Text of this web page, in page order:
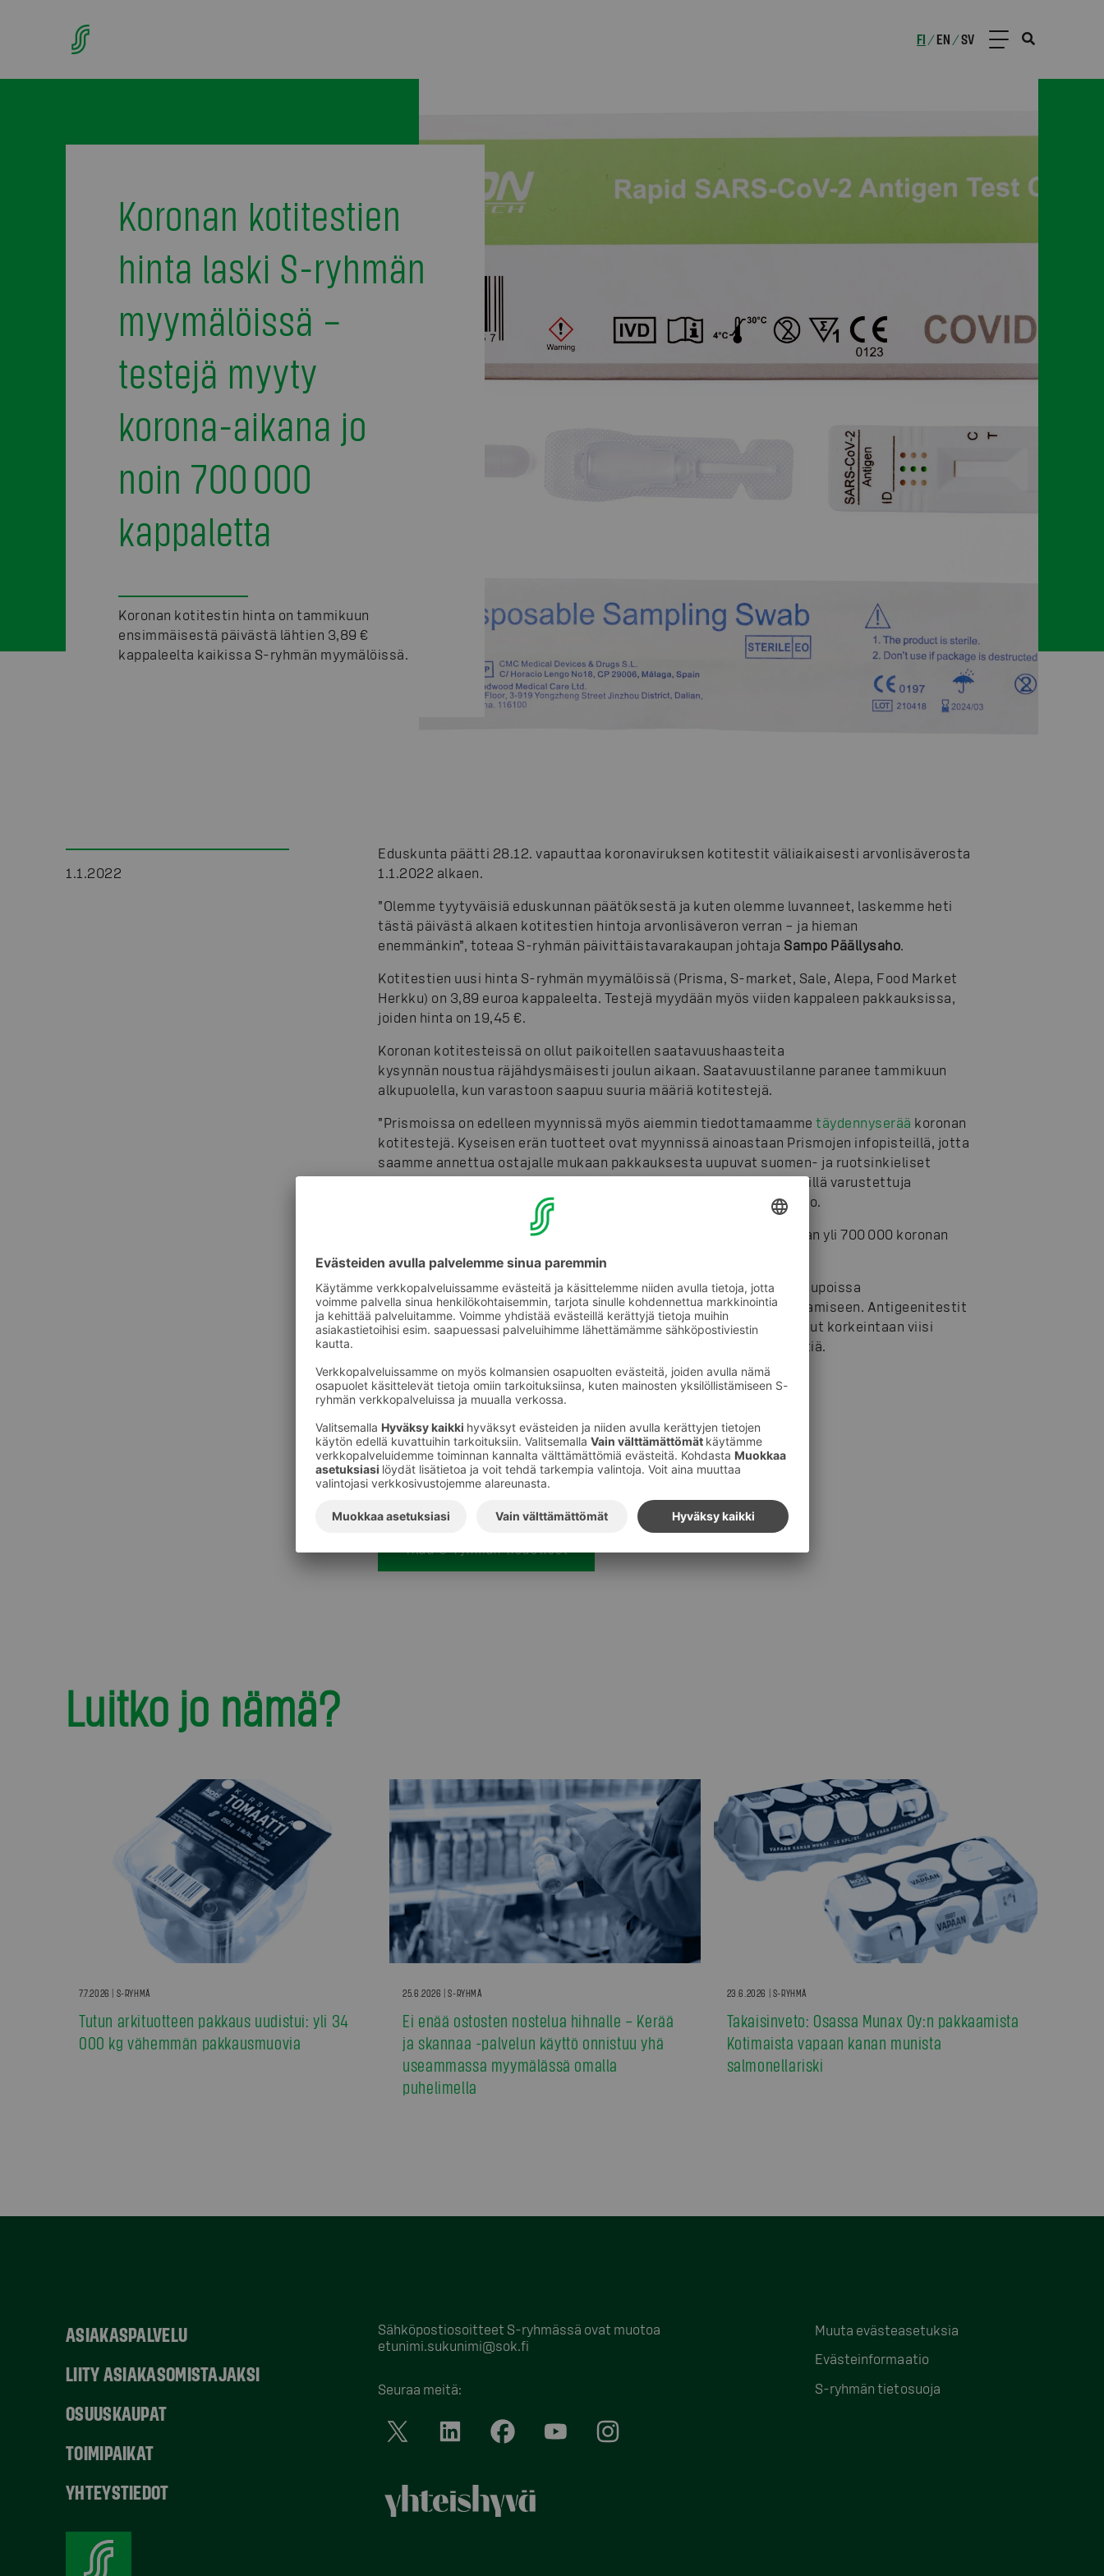
FI /EN /SV
Koronan kotitestien
hinta laski S-ryhmän
myymälöissä –
testejä myyty
korona-aikana jo
noin 700 000
kappaletta
Koronan kotitestin hinta on tammikuun
ensimmäisestä päivästä lähtien 3,89 €
kappaleelta kaikissa S-ryhmän myymälöissä.
1.1.2022
Eduskunta päätti 28.12. vapauttaa koronaviruksen kotitestit väliaikaisesti arvonlisäverosta
1.1.2022 alkaen.
”Olemme tyytyväisiä eduskunnan päätöksestä ja kuten olemme luvanneet, laskemme heti
tästä päivästä alkaen kotitestien hintoja arvonlisäveron verran – ja hieman
enemmänkin”, toteaa S-ryhmän päivittäistavarakaupan johtaja Sampo Päällysaho.
Kotitestien uusi hinta S-ryhmän myymälöissä (Prisma, S-market, Sale, Alepa, Food Market
Herkku) on 3,89 euroa kappaleelta. Testejä myydään myös viiden kappaleen pakkauksissa,
joiden hinta on 19,45 €.
Koronan kotitesteissä on ollut paikoitellen saatavuushaasteita
kysynnän noustua räjähdysmäisesti joulun aikaan. Saatavuustilanne paranee tammikuun
alkupuolella, kun varastoon saapuu suuria määriä kotitestejä.
”Prismoissa on edelleen myynnissä myös aiemmin tiedottamaamme täydennyserää koronan
kotitestejä. Kyseisen erän tuotteet ovat myynnissä ainoastaan Prismojen infopisteillä, jotta
saamme annettua ostajalle mukaan pakkauksesta uupuvat suomen- ja ruotsinkieliset
käyttöohjeet. Myös normaaleilla suomenkielisillä pakkausmerkinnöillä varustettuja
kotitestejä täydennetään myymälöihin jatkuvasti”, Päällysaho sanoo.
Vuoden 2021 loppuun mennessä S-ryhmä on myynyt kaiken kaikkiaan yli 700 000 koronan
kotitestiä.
Lisätietoa koronan kotitesteistä löydätTHL:n sivuilta. S-ryhmän kaupoissa
myytävät antigeenitestit soveltuvat akuutin koronatartunnan toteamiseen. Antigeenitestit
tunnistavat tartunnan parhaiten, kun oireiden alkamisesta on kulunut korkeintaan viisi
päivää. Kotitesti ei korvaa terveydenhuollossa tehtävää koronatestiä.
Kuvat:SOK
Tilaa S-ryhmän tiedotteet
Luitko jo nämä?
7.7.2026 | S-RYHMÄ
Tutun arkituotteen pakkaus uudistui: yli 34
000 kg vähemmän pakkausmuovia
25.6.2026 | S-RYHMÄ
Ei enää ostosten nostelua hihnalle – Kerää
ja skannaa -palvelun käyttö onnistuu yhä
useammassa myymälässä omalla
puhelimella
23.6.2026 | S-RYHMÄ
Takaisinveto: Osassa Munax Oy:n pakkaamista
Kotimaista vapaan kanan munista
salmonellariski
ASIAKASPALVELU
LIITY ASIAKASOMISTAJAKSI
OSUUSKAUPAT
TOIMIPAIKAT
YHTEYSTIEDOT
Sähköpostiosoitteet S-ryhmässä ovat muotoa
etunimi.sukunimi@sok.fi
Seuraa meitä:
Muuta evästeasetuksia
Evästeinformaatio
S-ryhmän tietosuoja